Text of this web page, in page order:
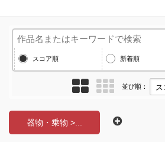
スコア順 新着順
並び順：
器物・乗物 >...